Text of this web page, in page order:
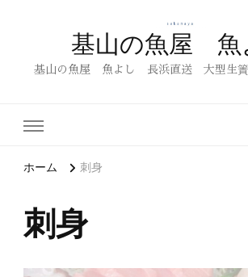
基山の魚屋 魚
基山の魚屋 魚よし 長浜直送 大型生
ホーム 刺身
刺身